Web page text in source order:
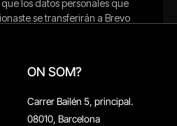
ON SOM?
Carrer Bailén 5, principal.
08010, Barcelona